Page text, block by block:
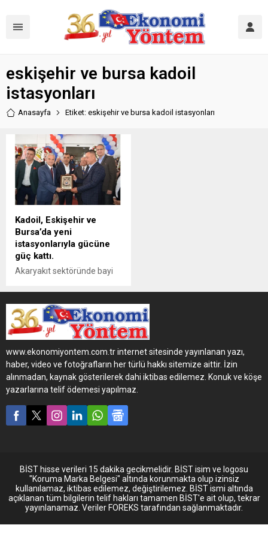
eskişehir ve bursa kadoil
istasyonları
Anasayfa Etiket: eskişehir ve bursa kadoil istasyonları
Kadoil, Eskişehir ve
Bursa’da yeni
istasyonlarıyla gücüne
güç kattı.
Akaryakıt sektöründe bayi
devam eden Kadoil, hizmet
ağını genişletmeye devam
ederek 8 yeni bayi yatırımını
Seyhan Akaryakıt iş birliği ile
Eskişehir ve Bursa’da
gerçekleştirdi
www.ekonomiyontem.com.tr internet sitesinde yayınlanan yazı,
haber, video ve fotoğrafların her türlü hakkı sitemize aittir. İzin
alınmadan, kaynak gösterilerek dahi iktibas edilemez. Konuk ve köşe
yazarlarına telif ödemesi yapılmaz.
BİST hisse verileri 15 dakika gecikmelidir. BİST isim ve logosu
"Koruma Marka Belgesi" altında korunmakta olup izinsiz
kullanılamaz, iktibas edilemez, değiştirilemez. BİST ismi altında
açıklanan tüm bilgilerin telif hakları tamamen BİST'e ait olup, tekrar
yayınlanamaz. Veriler FOREKS tarafından sağlanmaktadır.